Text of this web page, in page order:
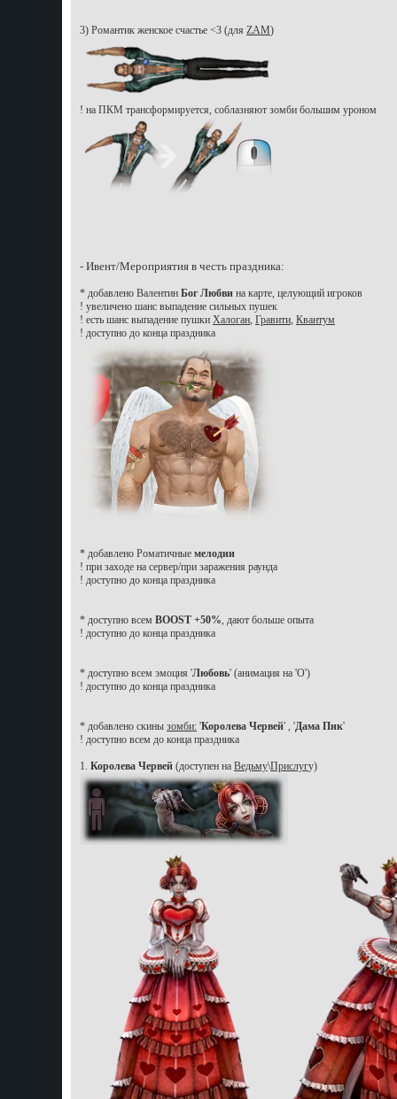
3) Романтик женское счастье <3 (для ZAM)
! на ПКМ трансформируется, соблазняют зомби большим уроном
- Ивент/Мероприятия в честь праздника:
* добавлено Валентин Бог Любви на карте, целующий игроков
! увеличено шанс выпадение сильных пушек
! есть шанс выпадение пушки Халоган, Гравити, Квантум
! доступно до конца праздника
* добавлено Роматичные мелодии
! при заходе на сервер/при заражения раунда
! доступно до конца праздника
* доступно всем BOOST +50% , дают больше опыта
! доступно до конца праздника
* доступно всем эмоция 'Любовь' (анимация на 'O')
! доступно до конца праздника
* добавлено скины зомби: 'Королева Червей' , 'Дама Пик'
! доступно всем до конца праздника
1. Королева Червей (доступен на Ведьму\Прислугу)